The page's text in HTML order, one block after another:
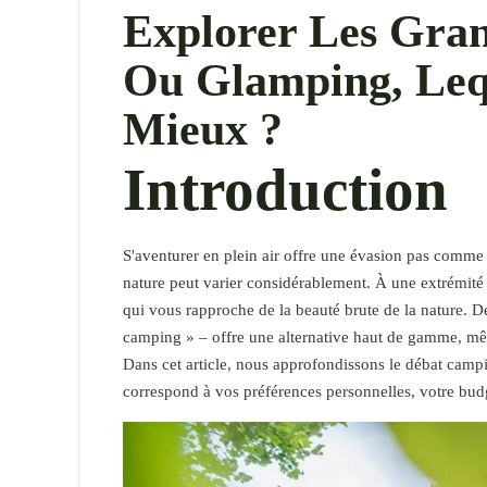
Explorer Les
Ou Glamping,
Mieux ?
Introduction
S'aventurer en plein air offre une évasion pas
nature peut varier considérablement. À une
qui vous rapproche de la beauté brute de la nature.
camping » – offre une alternative haut de gamme,
Dans cet article, nous approfondissons le débat
correspond à vos préférences personnelles, votre